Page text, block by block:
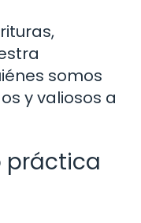
somos
y valiosos a
práctica